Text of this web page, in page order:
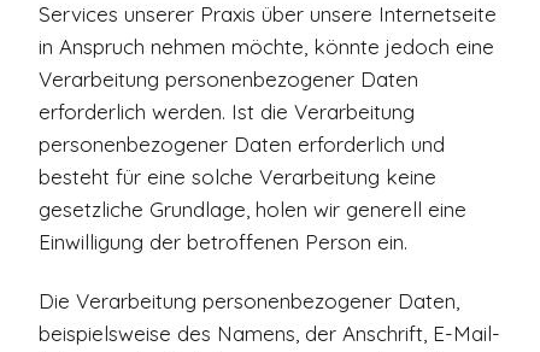
Services unserer Praxis über unsere Internetseite
in Anspruch nehmen möchte, könnte jedoch eine
Verarbeitung personenbezogener Daten
erforderlich werden. Ist die Verarbeitung
personenbezogener Daten erforderlich und
besteht für eine solche Verarbeitung keine
gesetzliche Grundlage, holen wir generell eine
Einwilligung der betroffenen Person ein.
Die Verarbeitung personenbezogener Daten,
beispielsweise des Namens, der Anschrift, E-Mail-